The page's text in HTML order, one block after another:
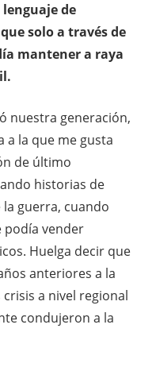
de
solo a través de
mantener a raya
nuestra generación,
a la que me gusta
de último
historias de
guerra, cuando
podía vender
Huelga decir que
anteriores a la
a nivel regional
condujeron a la